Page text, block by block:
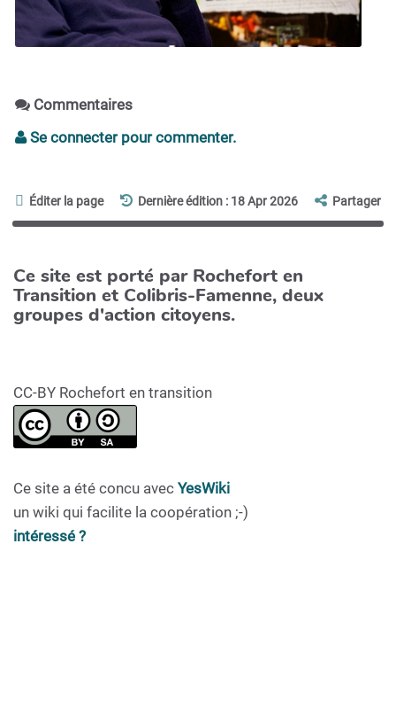
Commentaires
Se connecter pour commenter.
Éditer la page Dernière édition : 18 Apr 2026 Partager
Ce site est porté par Rochefort en
Transition et Colibris-Famenne, deux
groupes d'action citoyens.
CC-BY Rochefort en transition
Ce site a été concu avec YesWiki
un wiki qui facilite la coopération ;-)
intéressé ?